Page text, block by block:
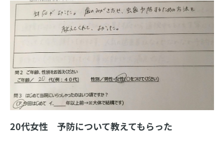
親知らずの抜歯
妊娠中の方の歯の治療と
検診
小児歯科
ホワイトニング
義歯・入れ歯
20代女性 予防について教えてもらった